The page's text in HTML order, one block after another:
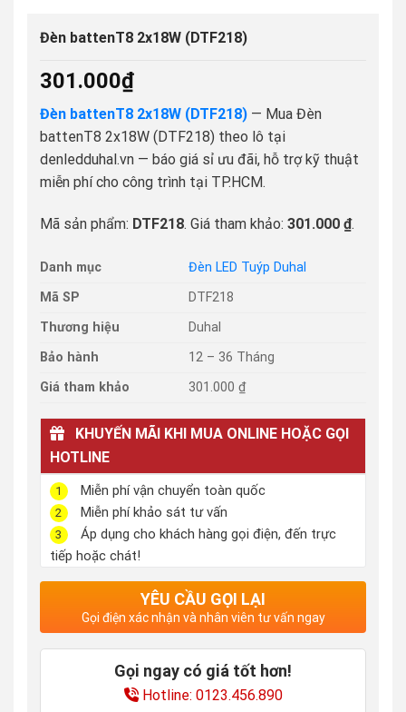
Đèn battenT8 2x18W (DTF218)
301.000₫
Đèn battenT8 2x18W (DTF218)— Mua Đèn
battenT8 2x18W (DTF218) theo lô tại
denledduhal.vn — báo giá sỉ ưu đãi, hỗ trợ kỹ thuật
miễn phí cho công trình tại TP.HCM.
Mã sản phẩm: DTF218. Giá tham khảo: 301.000 ₫.
Danh mục
Đèn LED Tuýp Duhal
Mã SP
DTF218
Thương hiệu
Duhal
Bảo hành
12 – 36 Tháng
Giá tham khảo
301.000 ₫
KHUYẾN MÃI KHI MUA ONLINE HOẶC GỌI
HOTLINE
1 Miễn phí vận chuyển toàn quốc
2 Miễn phí khảo sát tư vấn
3
Áp dụng cho khách hàng gọi điện, đến trực
tiếp hoặc chát!
YÊU CẦU GỌI LẠI
Gọi điện xác nhận và nhân viên tư vấn ngay
Gọi ngay có giá tốt hơn!
Hotline: 0123.456.890